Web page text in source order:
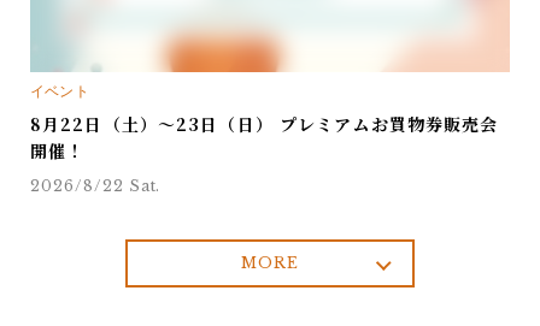
イベント
8月22日（土）～23日（日） プレミアムお買物券販売会
開催！
2026/8/22 Sat.
MORE